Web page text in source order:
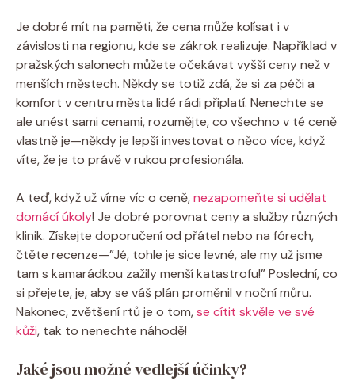
Je dobré mít na paměti, že cena může kolísat i v
závislosti na regionu, kde se zákrok realizuje. Například v
pražských salonech můžete očekávat vyšší ceny než v
menších městech. Někdy se totiž zdá, že si za péči a
komfort v centru města lidé rádi připlatí. Nenechte se
ale unést sami cenami, rozumějte, co všechno v té ceně
vlastně je—někdy je lepší investovat o něco více, když
víte, že je to právě v rukou profesionála.
A teď, když už víme víc o ceně,nezapomeňte si udělat
domácí úkoly! Je dobré porovnat ceny a služby různých
klinik. Získejte doporučení od přátel nebo na fórech,
čtěte recenze—”Jé, tohle je sice levné, ale my už jsme
tam s kamarádkou zažily menší katastrofu!” Poslední, co
si přejete, je, aby se váš plán proměnil v noční můru.
Nakonec, zvětšení rtů je o tom,se cítit skvěle ve své
kůži, tak to nenechte náhodě!
Jaké jsou možné vedlejší účinky?